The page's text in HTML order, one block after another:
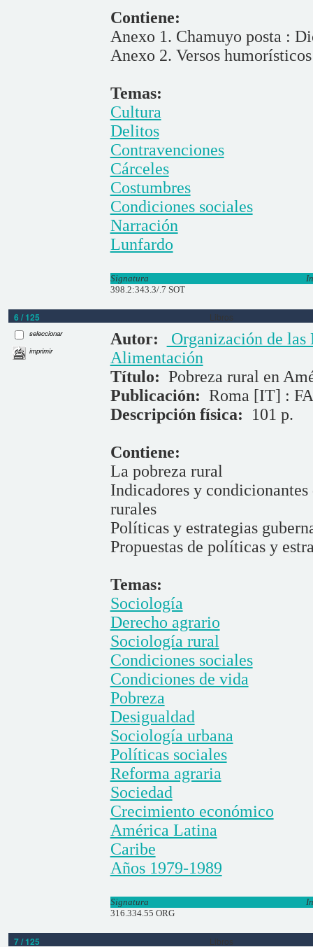
Contiene:
Anexo 1. Chamuyo posta :
Anexo 2. Versos humorísticos
Temas:
Cultura
Delitos
Contravenciones
Cárceles
Costumbres
Condiciones sociales
Narración
Lunfardo
Signatura
398.2:343.3/.7 SOT
6 / 125 Libros
seleccionar
imprimir
Autor:
Organización de
Alimentación
Título: Pobreza rural en
Publicación: Roma [IT] :
Descripción física: 101 p.
Contiene:
La pobreza rural
Indicadores y
rurales
Políticas y estrategias
Propuestas de políticas y
Temas:
Sociología
Derecho agrario
Sociología rural
Condiciones sociales
Condiciones de vida
Pobreza
Desigualdad
Sociología urbana
Políticas sociales
Reforma agraria
Sociedad
Crecimiento económico
América Latina
Caribe
Años 1979-1989
Signatura
316.334.55 ORG
7 / 125 Libros